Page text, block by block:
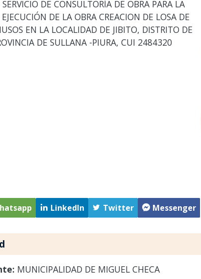
DE CONSULTORÍA DE OBRA PARA LA
DE LA OBRA CREACION DE LOSA DE
EN LA LOCALIDAD DE JIBITO, DISTRITO DE
DE SULLANA -PIURA, CUI 2484320
LinkedIn Twitter Messenger
MUNICIPALIDAD DE MIGUEL CHECA